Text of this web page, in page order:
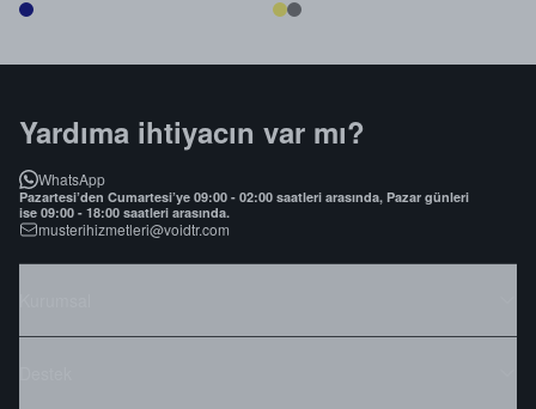
Yardıma ihtiyacın var mı?
WhatsApp
Pazartesi’den Cumartesi’ye 09:00 - 02:00 saatleri arasında, Pazar günleri
ise 09:00 - 18:00 saatleri arasında.
musterihizmetleri@voidtr.com